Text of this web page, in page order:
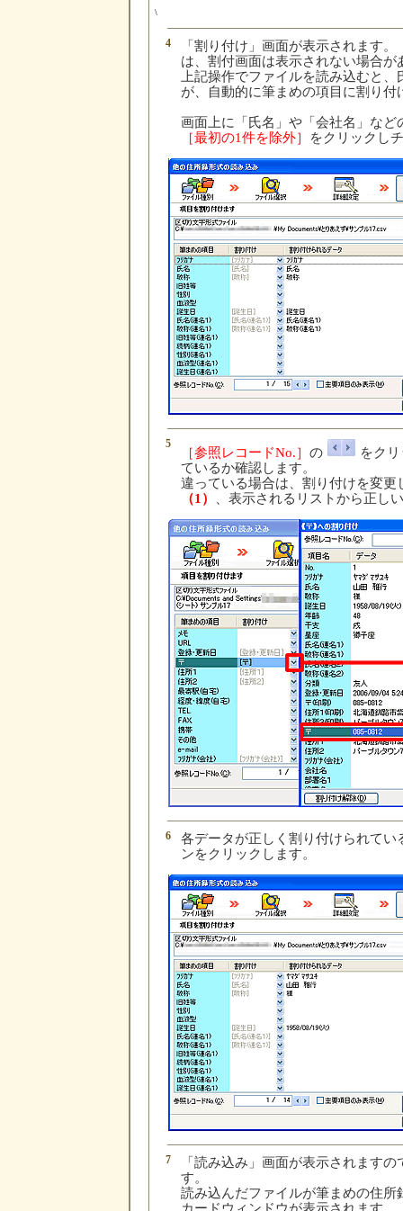
\
4
「割り付け」画面が表示されます
は、割付画面は表示されない場合が
上記操作でファイルを読み込むと
が、自動的に筆まめの項目に割り付
画面上に「氏名」や「会社名」な
［最初の1件を除外］
をクリックし
5
［参照レコードNo.］ の
をク
ているか確認します。
違っている場合は、割り付けを変
（1）
、表示されるリストから正し
6
各データが正しく割り付けられてい
ンをクリックします。
7
「読み込み」画面が表示されますの
す。
読み込んだファイルが筆まめの住
カードウィンドウが表示されます。